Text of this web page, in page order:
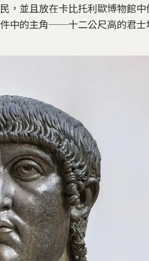
民，並且放在卡比托利歐博物館
件中的主角──十二公尺高的君士